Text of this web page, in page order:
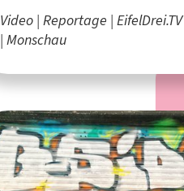
Video Reportage EifelDrei.TV
Monschau